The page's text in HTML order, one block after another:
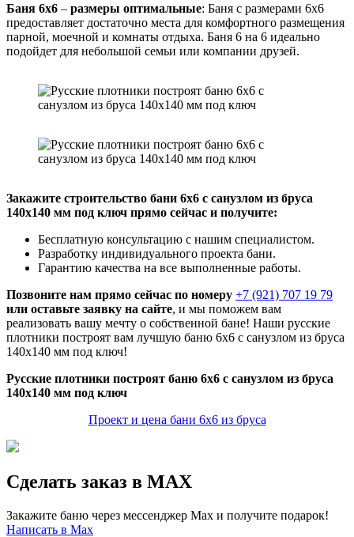
Баня 6х6 – размеры оптимальные: Баня с размерами 6х6
предоставляет достаточно места для комфортного размещения
парной, моечной и комнаты отдыха. Баня 6 на 6 идеально
подойдет для небольшой семьи или компании друзей.
Закажите строительство бани 6х6 с санузлом из бруса
140х140 мм под ключ прямо сейчас и получите:
Бесплатную консультацию с нашим специалистом.
Разработку индивидуального проекта бани.
Гарантию качества на все выполненные работы.
Позвоните нам прямо сейчас по номеру +7 (921) 707 19 79
или оставьте заявку на сайте, и мы поможем вам
реализовать вашу мечту о собственной бане! Наши русские
плотники построят вам лучшую баню 6х6 с санузлом из бруса
140х140 мм под ключ!
Русские плотники построят баню 6х6 с санузлом из бруса
140х140 мм под ключ
Проект и цена бани 6х6 из бруса
Сделать заказ в MAX
Закажите баню через мессенджер Max и получите подарок!
Написать в Max